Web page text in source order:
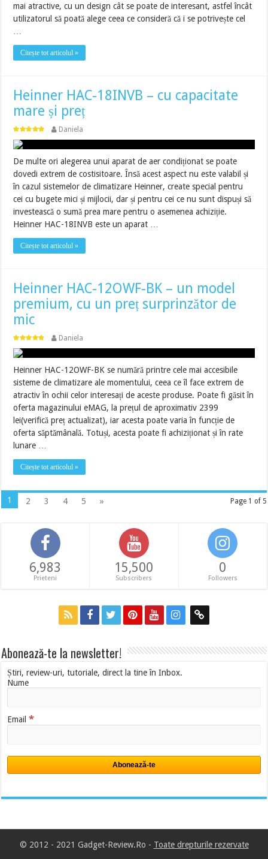
mai atractive, cu un design cât se poate de interesant, astfel încât
utilizatorul să poată alege ceea ce consideră că i se potrivește cel
Citește tot articolul »
Heinner HAC-18INVB – cu capacitate
mare și preț
Daniela
De multe ori alegerea unui aparat de aer condiționat se poate
dovedi extrem de costisitoare. Însă acest aspect nu este valabil și
în cazul sistemelor de climatizare Heinner, create special pentru
cei cu bugete mici și mijlocii, dar și pentru cei ce nu sunt dispuși să
investească o sumă prea mare pentru o asemenea achiziție.
Heinner HAC-18INVB este un aparat …
Citește tot articolul »
Heinner HAC-12OWF-BK – un model
premium, cu un preț surprinzător de
mic
Daniela
Heinner HAC-12OWF-BK se numără printre cele mai accesibile
sisteme de climatizare ale momentului, ceea ce îl face extrem de
atractiv în ochii celor interesați de aceste produse. Poate fi găsit în
oferta magazinului eMAG, la prețul de aproximativ 2399
lei(verifică preț actualizat), iar acesta poate varia în funcție de
oferta săptămânală. Totuși, acesta poate fi achiziționat și în rate
lunare …
Citește tot articolul »
Page 1 of 5
1 2 3 4 5 »
6,983
Prieteni
15,500
Subscribers
0
Followers
Abonează-te la newsletter!
Știri, review-uri, tutoriale, direct la tine în Inbox.
Nume
Email*
© 2012 - 2021 Gadget-Review.Ro - Toate drepturile rezervate